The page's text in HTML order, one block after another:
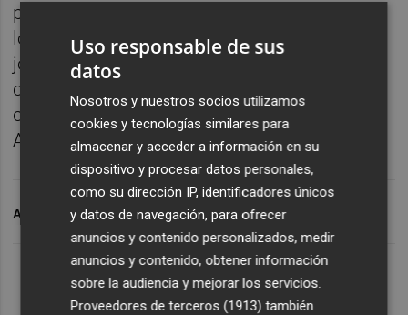
pasión por el deporte, y motivándolos a dar
lo mejor de sí mismos en el campo. La
jornada estuvo llena de emoción,
compañerismo y pasión por el fútbol,
consolidando aún más los lazos entre
Ascale, sus clientes y el Villarreal CF.
ARCHIVADO EN ASCALE VILLAR
Uso responsable de sus
datos
Nosotros y nuestros socios utilizamos
cookies y tecnologías similares para
almacenar y acceder a información en su
dispositivo y procesar datos personales,
como su dirección IP, identificadores únicos
y datos de navegación, para ofrecer
anuncios y contenido personalizados, medir
anuncios y contenido, obtener información
sobre la audiencia y mejorar los servicios.
Proveedores de terceros (1913) también